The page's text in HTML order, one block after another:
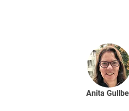
Anita